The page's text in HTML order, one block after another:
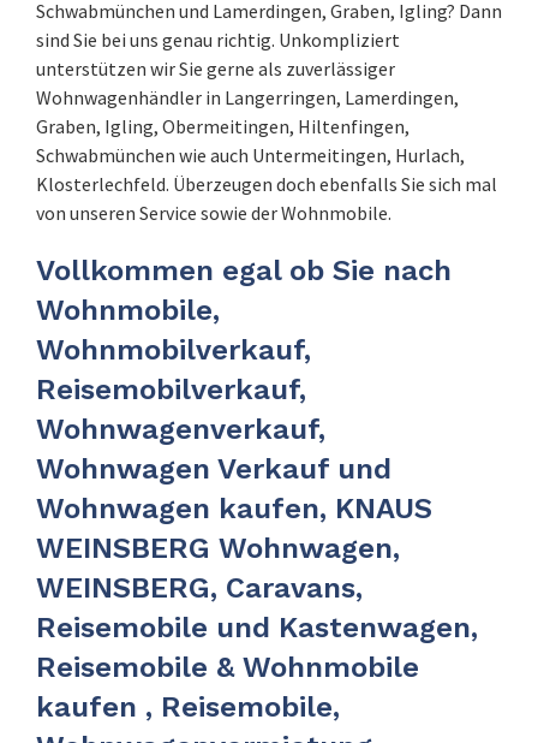
Schwabmünchen und Lamerdingen, Graben, Igling? Dann
sind Sie bei uns genau richtig. Unkompliziert
unterstützen wir Sie gerne als zuverlässiger
Wohnwagenhändler in Langerringen, Lamerdingen,
Graben, Igling, Obermeitingen, Hiltenfingen,
Schwabmünchen wie auch Untermeitingen, Hurlach,
Klosterlechfeld. Überzeugen doch ebenfalls Sie sich mal
von unseren Service sowie der Wohnmobile.
Vollkommen egal ob Sie nach
Wohnmobile,
Wohnmobilverkauf,
Reisemobilverkauf,
Wohnwagenverkauf,
Wohnwagen Verkauf und
Wohnwagen kaufen, KNAUS
WEINSBERG Wohnwagen,
WEINSBERG, Caravans,
Reisemobile und Kastenwagen,
Reisemobile & Wohnmobile
kaufen , Reisemobile,